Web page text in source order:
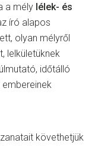
a mély lélek- és
író alapos
olyan mélyről
lelkületüknek
időtálló
követhetjük